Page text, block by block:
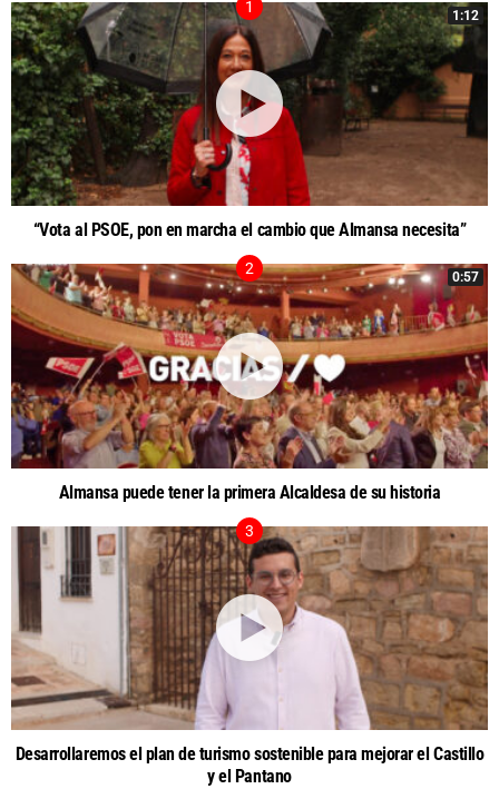
1:12
“Vota al PSOE, pon en marcha el cambio que Almansa necesita”
0:57
Almansa puede tener la primera Alcaldesa de su historia
Desarrollaremos el plan de turismo sostenible para mejorar el Castillo
y el Pantano